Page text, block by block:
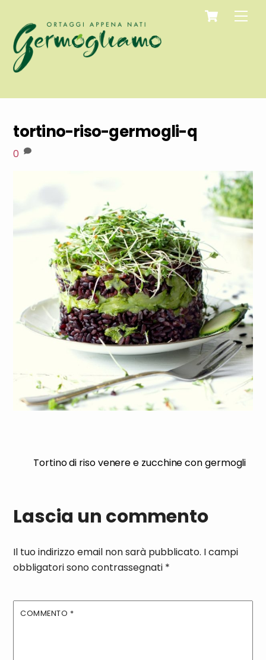
content
Cart
tortino-riso-germogli-q
0
Tortino di riso venere e zucchine con germogli
Lascia un commento
Il tuo indirizzo email non sarà pubblicato. I campi
obbligatori sono contrassegnati *
COMMENTO *